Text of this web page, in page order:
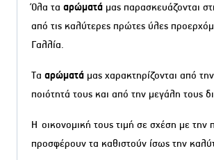
Όλα τα αρώματά μας παρασκευάζονται
από τις καλύτερες πρώτες ύλες
Γαλλία.
Τα αρώματά μας χαρακτηρίζονται από
ποιότητά τους και από την μεγάλη τους
Η οικονομική τους τιμή σε σχέση με την
προσφέρουν τα καθιστούν ίσως την